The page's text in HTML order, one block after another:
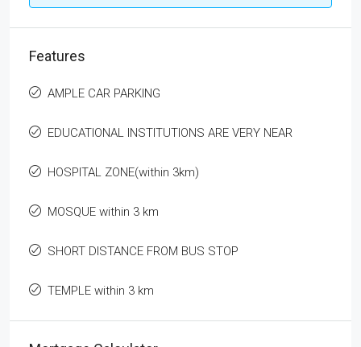
Features
AMPLE CAR PARKING
EDUCATIONAL INSTITUTIONS ARE VERY NEAR
HOSPITAL ZONE(within 3km)
MOSQUE within 3 km
SHORT DISTANCE FROM BUS STOP
TEMPLE within 3 km